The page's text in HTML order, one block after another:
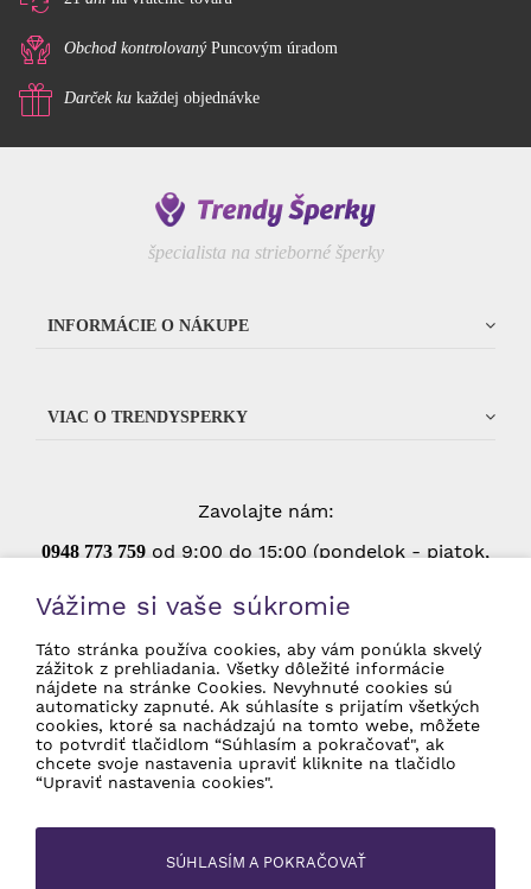
Obchod kontrolovanýPuncovým úradom
Darček ku každej objednávke
špecialista na strieborné šperky
INFORMÁCIE O NÁKUPE
VIAC O TRENDYSPERKY
Zavolajte nám:
0948 773 759 od 9:00 do 15:00 (pondelok - piatok,
Súhlasím so spracovaním osobných údajov
pre marketingové účely.Ochrana osobných
údajov
Vážime si vaše súkromie
Táto stránka používa cookies, aby vám ponúkla skvelý
zážitok z prehliadania. Všetky dôležité informácie
nájdete na stránke Cookies. Nevyhnuté cookies sú
automaticky zapnuté. Ak súhlasíte s prijatím všetkých
cookies, ktoré sa nachádzajú na tomto webe, môžete
to potvrdiť tlačidlom “Súhlasím a pokračovať", ak
chcete svoje nastavenia upraviť kliknite na tlačidlo
“Upraviť nastavenia cookies".
SÚHLASÍM A POKRAČOVAŤ